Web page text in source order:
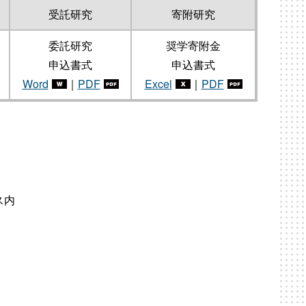
受託研究 寄附研究
委託研究
申込書式
Word
｜ PDF
奨学寄附金
申込書式
Excel
｜ PDF
内